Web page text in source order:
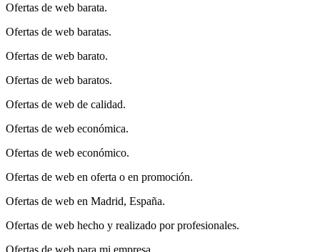
Ofertas de web barata.
Ofertas de web baratas.
Ofertas de web barato.
Ofertas de web baratos.
Ofertas de web de calidad.
Ofertas de web económica.
Ofertas de web económico.
Ofertas de web en oferta o en promoción.
Ofertas de web en Madrid, España.
Ofertas de web hecho y realizado por profesionales.
Ofertas de web para mi empresa.